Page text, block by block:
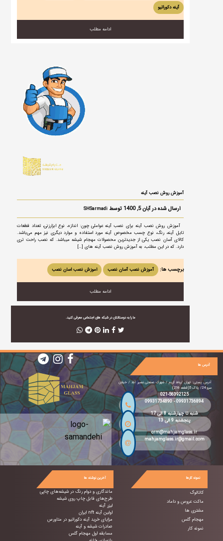
آینه دکوراتیو
ادامه مطلب
آموزش روش نصب آینه
ارسال شده در آبان 5, 1400 توسط SHSarmadi
آموزش روش نصب آینه برای نصب آینه عواملی چون: اندازه، نوع ابزارزنی، تعداد قطعات
تایل آینه، رنگ، نوع چسب مخصوص آینه مورد استفاده و موارد دیگری نیز مهم می‌باشد.
کالای آسان نصب یکی از جدیدترین محصولات مهجام شیشه میباشد. که نصب راحت تری
دارد. که در این مطلب، به آموزش روش نصب آینه های […]
برچسب ها: آموزش نصب آسان نصب اموزش نصب اسان نصب
ادامه مطلب
ما را به دوستانتان در شبکه های اجتماعی معرفی کنید.
آخرین نوشته ها
ماندگاری و دوام رنگ در شیشه‌های چاپی
طرح‌های قابل چاپ روی شیشه
لیزر آینه
اولین آینه nft ایران
مزایای خرید آینه دکوراتیو در متاورس
صادرات شیشه و آینه
مسابقه اول مهجام گلس
نمونه کارها
کاتالوگ
ماکت عروس و داماد
مشتری ها
مهجام گلس
نمونه کار
آدرس ها
آدرس پستی: تهران /رباط کریم / شهرک صنعتی نصیر آباد / خیابان
سرو 24/ پلاک 5(قطعه 216)
021-56392125
09931736894
-
09931734890
شنبه تا چهارشنبه 8 الی 17
پنجشنبه 9 الی 13
crm@mahjamglass.ir
mahjamglass.ir@gmail.com